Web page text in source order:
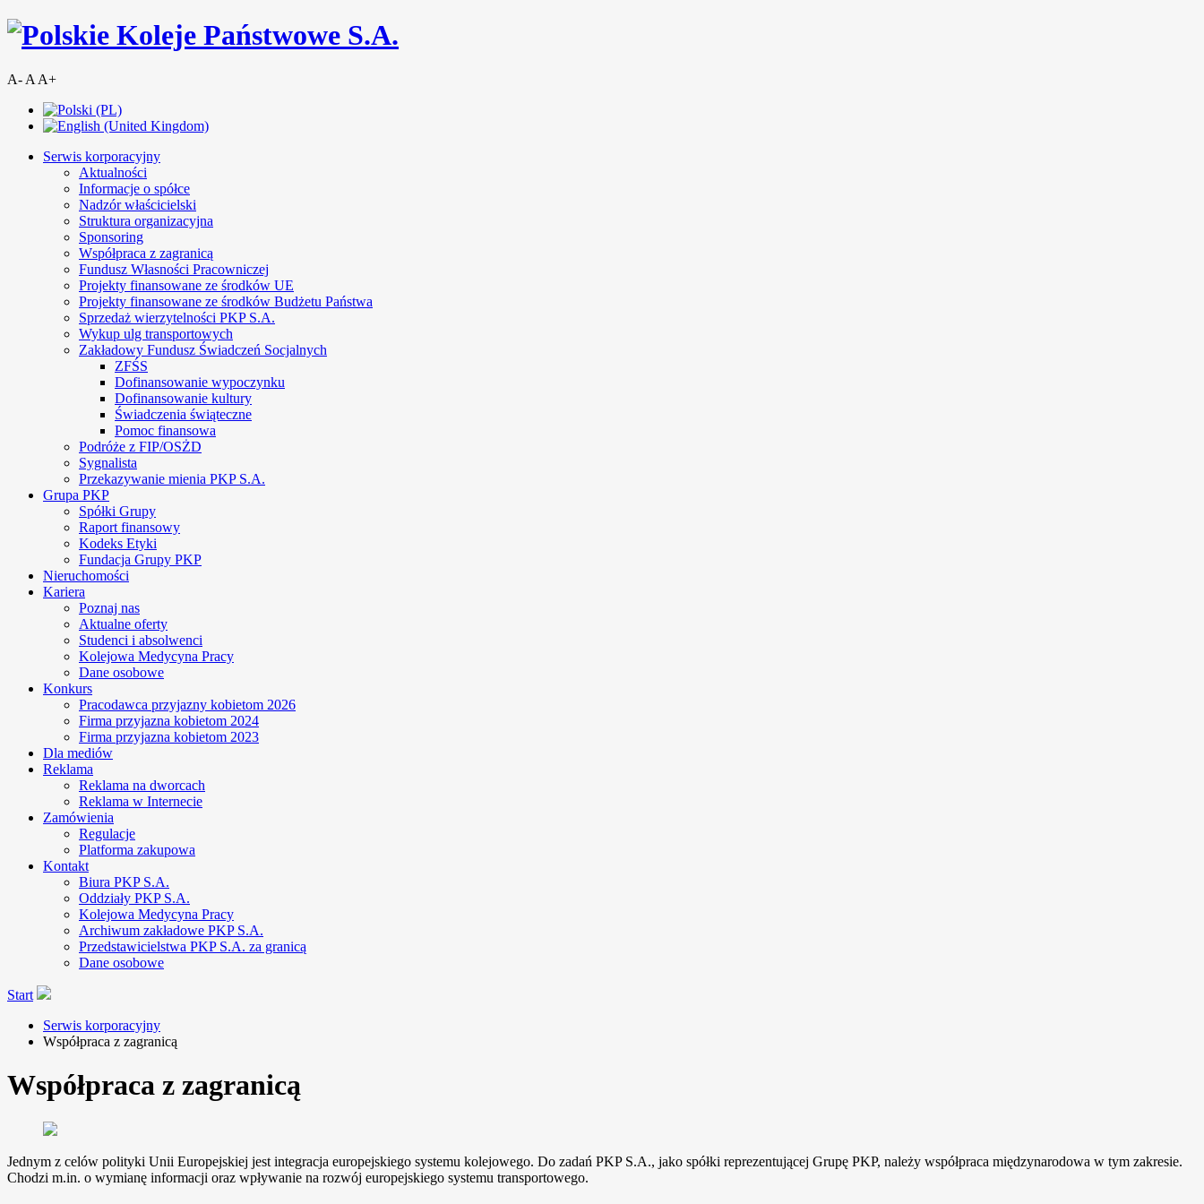
A- A A+
Serwis korporacyjny
Aktualności
Informacje o spółce
Nadzór właścicielski
Struktura organizacyjna
Sponsoring
Współpraca z zagranicą
Fundusz Własności Pracowniczej
Projekty finansowane ze środków UE
Projekty finansowane ze środków Budżetu Państwa
Sprzedaż wierzytelności PKP S.A.
Wykup ulg transportowych
Zakładowy Fundusz Świadczeń Socjalnych
ZFŚS
Dofinansowanie wypoczynku
Dofinansowanie kultury
Świadczenia świąteczne
Pomoc finansowa
Podróże z FIP/OSŻD
Sygnalista
Przekazywanie mienia PKP S.A.
Grupa PKP
Spółki Grupy
Raport finansowy
Kodeks Etyki
Fundacja Grupy PKP
Nieruchomości
Kariera
Poznaj nas
Aktualne oferty
Studenci i absolwenci
Kolejowa Medycyna Pracy
Dane osobowe
Konkurs
Pracodawca przyjazny kobietom 2026
Firma przyjazna kobietom 2024
Firma przyjazna kobietom 2023
Dla mediów
Reklama
Reklama na dworcach
Reklama w Internecie
Zamówienia
Regulacje
Platforma zakupowa
Kontakt
Biura PKP S.A.
Oddziały PKP S.A.
Kolejowa Medycyna Pracy
Archiwum zakładowe PKP S.A.
Przedstawicielstwa PKP S.A. za granicą
Dane osobowe
Start
Serwis korporacyjny
Współpraca z zagranicą
Współpraca z zagranicą
Jednym z celów polityki Unii Europejskiej jest integracja europejskiego systemu kolejowego. Do zadań PKP S.A., jako spółki reprezentującej Grupę PKP, należy współpraca międzynarodowa w tym zakresie.
Chodzi m.in. o wymianę informacji oraz wpływanie na rozwój europejskiego systemu transportowego.